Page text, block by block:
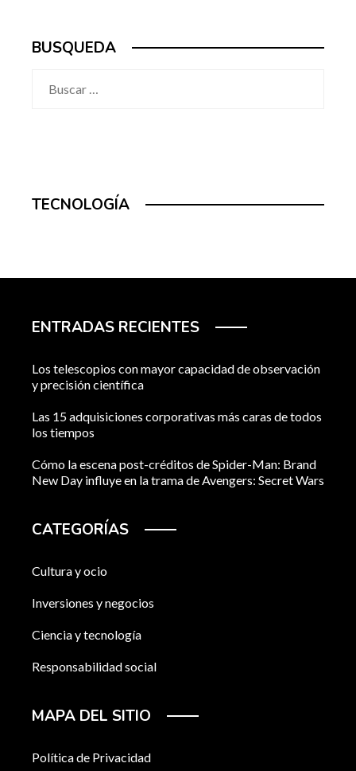
BUSQUEDA
TECNOLOGÍA
ENTRADAS RECIENTES
Los telescopios con mayor capacidad de observación
y precisión científica
Las 15 adquisiciones corporativas más caras de todos
los tiempos
Cómo la escena post-créditos de Spider-Man: Brand
New Day influye en la trama de Avengers: Secret Wars
CATEGORÍAS
Cultura y ocio
Inversiones y negocios
Ciencia y tecnología
Responsabilidad social
MAPA DEL SITIO
Política de Privacidad